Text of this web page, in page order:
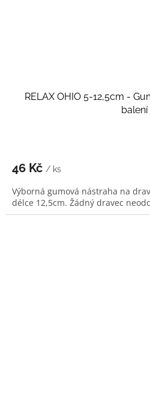
RELAX OHIO 5-12,5cm -
balení
46 Kč / ks
Výborná gumová nástraha na
délce 12,5cm. Žádný dravec